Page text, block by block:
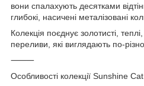
вони спалахують десятками
глибокі, насичені металізовані
Колекція поєднує золотисті,
переливи, які виглядають по-
⸻
Особливості колекції Sunshine Cat